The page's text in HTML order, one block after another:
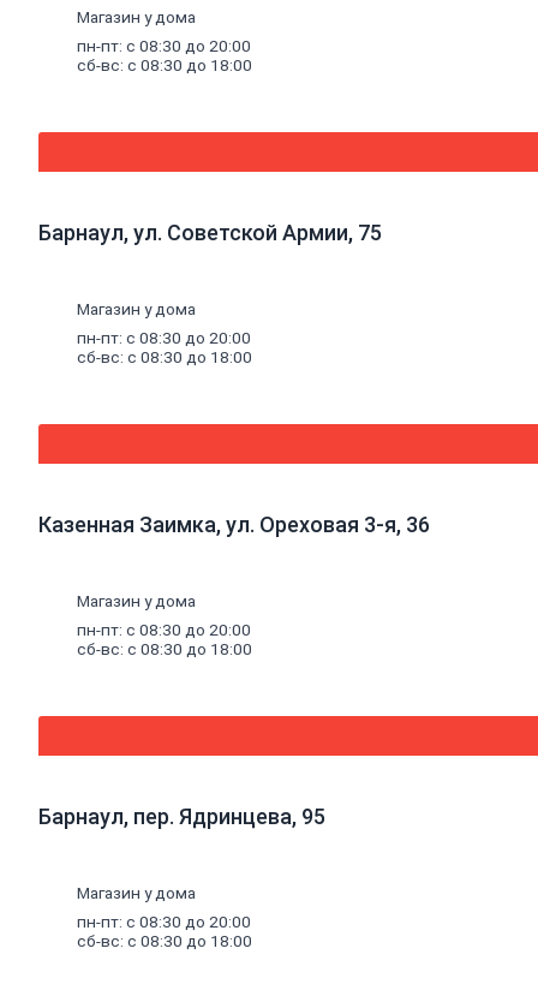
Радиаторы
стальные
радиаторные
Трубы
и
Краны
шаровые,
и
полипропиленовые
и
фитинги
и
станции
насосы
Поверхностные
Магазин у дома
пн-пт: с 08:30 до 20:00
сб-вс: с 08:30 до 18:00
Барнаул, ул. Советской Армии, 75
Магазин у дома
пн-пт: с 08:30 до 20:00
сб-вс: с 08:30 до 18:00
Казенная Заимка, ул. Ореховая 3-я, 36
Магазин у дома
пн-пт: с 08:30 до 20:00
сб-вс: с 08:30 до 18:00
Барнаул, пер. Ядринцева, 95
Магазин у дома
пн-пт: с 08:30 до 20:00
сб-вс: с 08:30 до 18:00